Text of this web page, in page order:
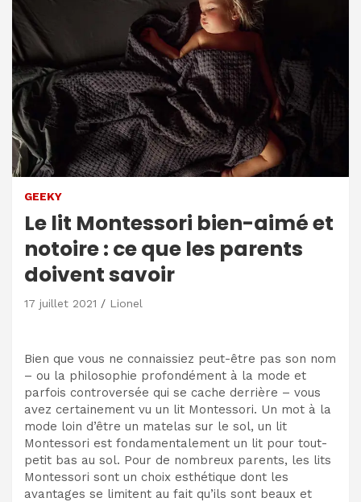
GEEKY
Le lit Montessori bien-aimé et
notoire : ce que les parents
doivent savoir
17 juillet 2021 Lionel
Bien que vous ne connaissiez peut-être pas son nom
– ou la philosophie profondément à la mode et
parfois controversée qui se cache derrière – vous
avez certainement vu un lit Montessori. Un mot à la
mode loin d’être un matelas sur le sol, un lit
Montessori est fondamentalement un lit pour tout-
petit bas au sol. Pour de nombreux parents, les lits
Montessori sont un choix esthétique dont les
avantages se limitent au fait qu’ils sont beaux et